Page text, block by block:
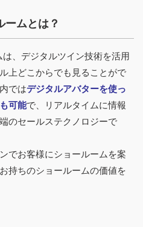
ームとは？
、デジタルツイン技術を活用
上どこからでも見ることがで
ではデジタルアバターを使っ
可能で、リアルタイムに情報
のセールステクノロジーで
でお客様にショールームを案
持ちのショールームの価値を